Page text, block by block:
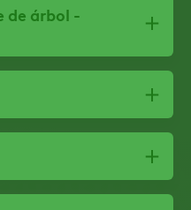
de árbol -